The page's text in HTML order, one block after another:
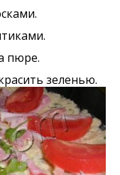
пюре.
зеленью.